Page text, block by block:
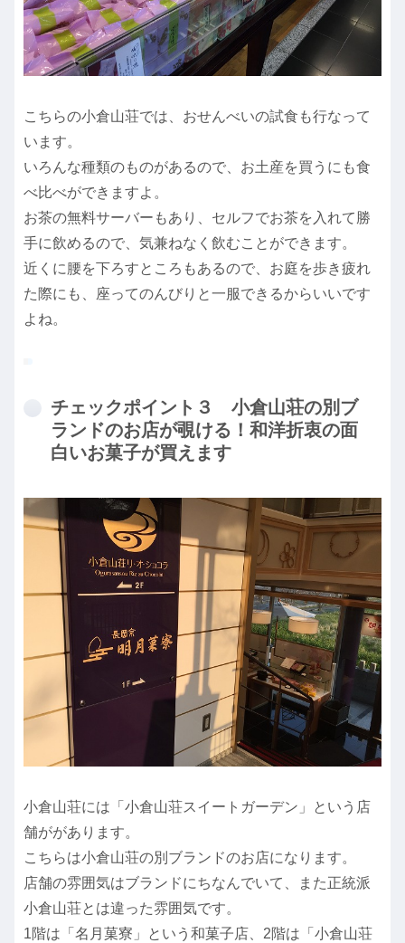
こちらの小倉山荘では、おせんべいの試食も行なって
います。
いろんな種類のものがあるので、お土産を買うにも食
べ比べができますよ。
お茶の無料サーバーもあり、セルフでお茶を入れて勝
手に飲めるので、気兼ねなく飲むことができます。
近くに腰を下ろすところもあるので、お庭を歩き疲れ
た際にも、座ってのんびりと一服できるからいいです
よね。
チェックポイント３ 小倉山荘の別ブ
ランドのお店が覗ける！和洋折衷の面
白いお菓子が買えます
小倉山荘には「小倉山荘スイートガーデン」という店
舗ががあります。
こちらは小倉山荘の別ブランドのお店になります。
店舗の雰囲気はブランドにちなんでいて、また正統派
小倉山荘とは違った雰囲気です。
1階は「名月菓寮」という和菓子店、2階は「小倉山荘